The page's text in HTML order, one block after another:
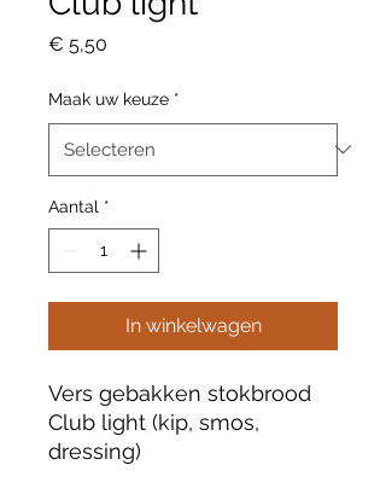
€ 5,50
Maak uw keuze *
Aantal *
In winkelwagen
Vers gebakken stokbrood
Club light (kip, smos,
dressing)